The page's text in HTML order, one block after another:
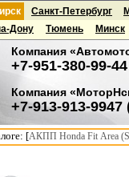
Компания
+7-951-380-99-
Компания
+7-913-913-
Санкт-Петербург
Дону
Тюмень Минск
[АКПП Honda Fit Area